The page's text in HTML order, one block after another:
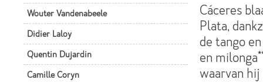
Wouter Vandenabeele
Didier Laloy
Quentin Dujardin
Camille Coryn
Cáceres
Plata,
de tango
en
waarvan